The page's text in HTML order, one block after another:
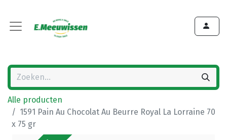
Alle producten
1591 Pain Au Chocolat Au Beurre Royal La Lorraine 70
x 75 gr